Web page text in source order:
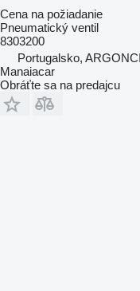
Cena na požiadanie
Pneumatický ventil
8303200
Portugalsko,
Manaiacar
Obráťte sa na predajcu